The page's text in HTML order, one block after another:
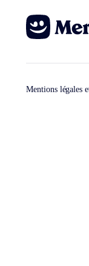
Mentions légales